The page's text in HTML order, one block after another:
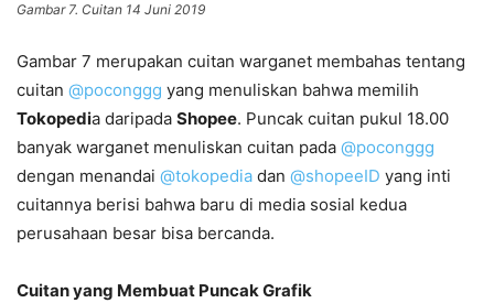
Gambar 7. Cuitan 14 Juni 2019
Gambar 7 merupakan cuitan warganet membahas tentang
cuitan @poconggg yang menuliskan bahwa memilih
Tokopedia daripada Shopee. Puncak cuitan pukul 18.00
banyak warganet menuliskan cuitan pada @poconggg
dengan menandai @tokopedia dan @shopeeID yang inti
cuitannya berisi bahwa baru di media sosial kedua
perusahaan besar bisa bercanda.
Cuitan yang Membuat Puncak Grafik